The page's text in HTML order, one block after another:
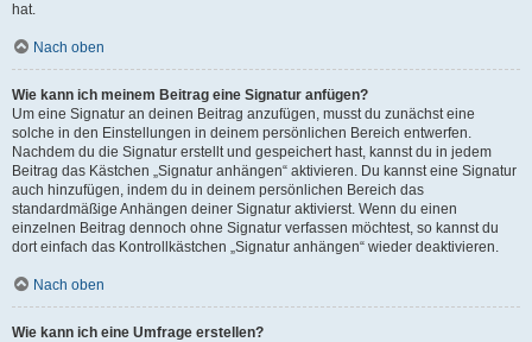
hat.
Nach oben
Wie kann ich meinem Beitrag eine Signatur anfügen?
Um eine Signatur an deinen Beitrag anzufügen, musst du zunächst eine
solche in den Einstellungen in deinem persönlichen Bereich entwerfen.
Nachdem du die Signatur erstellt und gespeichert hast, kannst du in jedem
Beitrag das Kästchen „Signatur anhängen“ aktivieren. Du kannst eine Signatur
auch hinzufügen, indem du in deinem persönlichen Bereich das
standardmäßige Anhängen deiner Signatur aktivierst. Wenn du einen
einzelnen Beitrag dennoch ohne Signatur verfassen möchtest, so kannst du
dort einfach das Kontrollkästchen „Signatur anhängen“ wieder deaktivieren.
Nach oben
Wie kann ich eine Umfrage erstellen?